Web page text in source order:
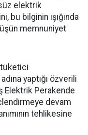
elektrik
bu bilginin ışığında
memnuniyet
tüketici
yaptığı özverili
Elektrik Perakende
devam
tehlikesine